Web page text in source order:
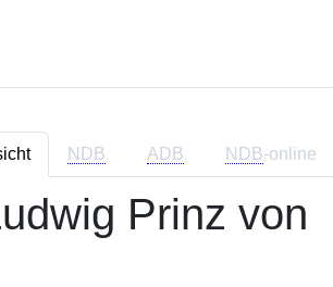
NDB ADB NDB-online
Prinz von